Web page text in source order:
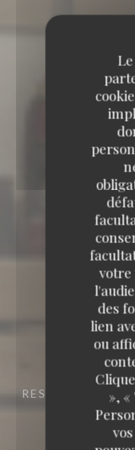
votre
des
lien
ou
»,
RESTAURANT